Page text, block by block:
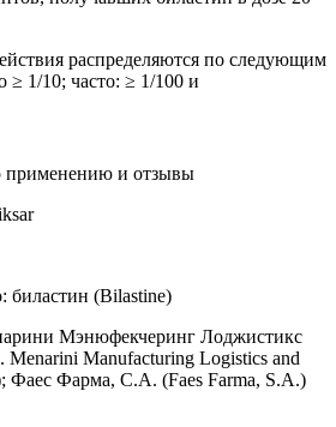
распределяются по следующим
≥ 1/10; часто: ≥ 1/100 и
применению и отзывы
биластин (Bilastine)
Мэнюфекчеринг Лоджистикс
Manufacturing Logistics and
Фаес Фарма, С.А. (Faes Farma, S.A.)